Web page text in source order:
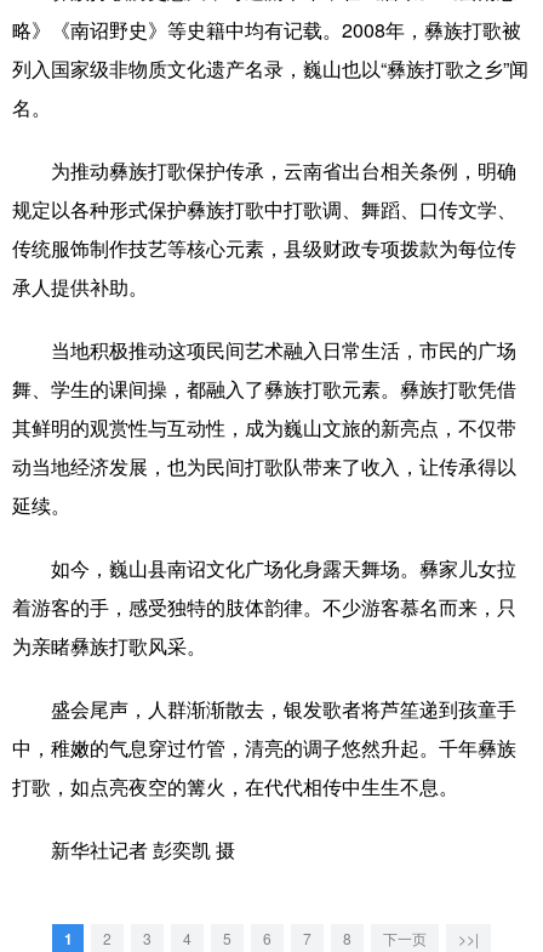
多语种频道
English Español Français عربى
Deutsch Português
略》《南诏野史》等史籍中均有记载。2008年，彝族打歌被
列入国家级非物质文化遗产名录，巍山也以“彝族打歌之乡”闻
名。
为推动彝族打歌保护传承，云南省出台相关条例，明确
规定以各种形式保护彝族打歌中打歌调、舞蹈、口传文学、
传统服饰制作技艺等核心元素，县级财政专项拨款为每位传
承人提供补助。
当地积极推动这项民间艺术融入日常生活，市民的广场
舞、学生的课间操，都融入了彝族打歌元素。彝族打歌凭借
其鲜明的观赏性与互动性，成为巍山文旅的新亮点，不仅带
动当地经济发展，也为民间打歌队带来了收入，让传承得以
延续。
如今，巍山县南诏文化广场化身露天舞场。彝家儿女拉
着游客的手，感受独特的肢体韵律。不少游客慕名而来，只
为亲睹彝族打歌风采。
盛会尾声，人群渐渐散去，银发歌者将芦笙递到孩童手
中，稚嫩的气息穿过竹管，清亮的调子悠然升起。千年彝族
打歌，如点亮夜空的篝火，在代代相传中生生不息。
新华社记者 彭奕凯 摄
1 2 3 4 5 6 7 8 下一页 >>|